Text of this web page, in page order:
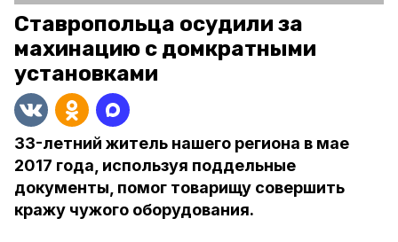
Ставропольца осудили за
махинацию с домкратными
установками
33-летний житель нашего региона в мае
2017 года, используя поддельные
документы, помог товарищу совершить
кражу чужого оборудования.